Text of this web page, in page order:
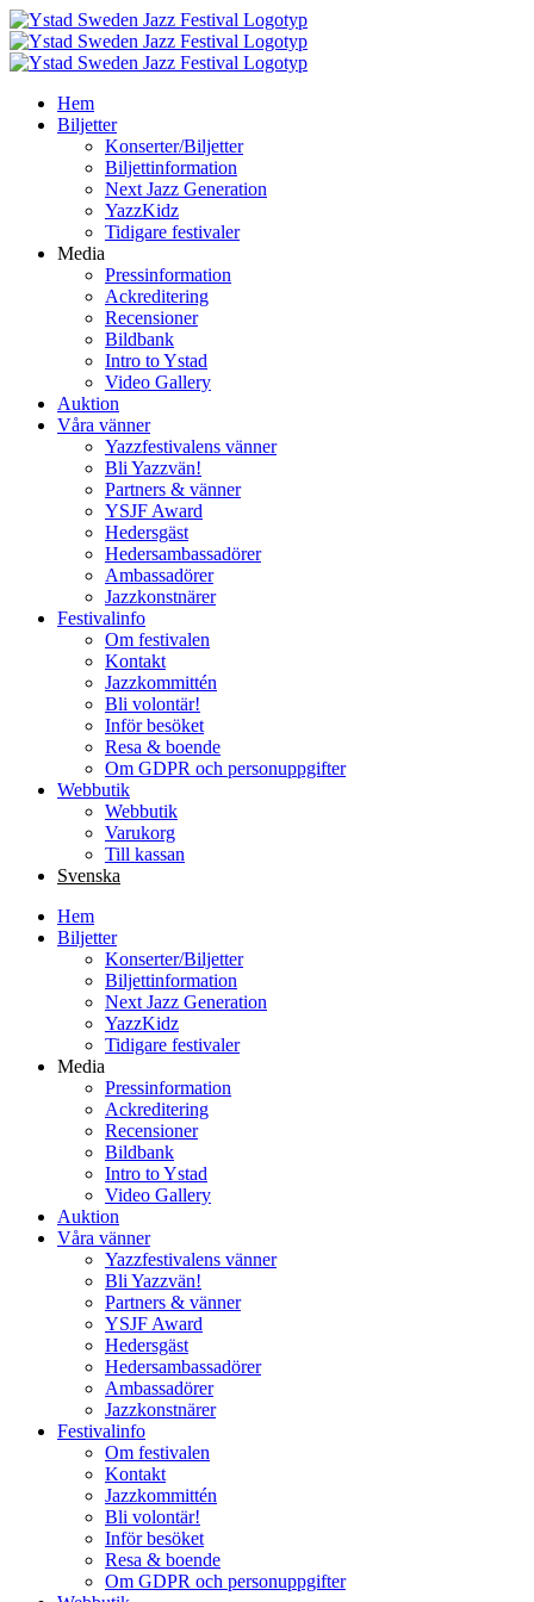
Fortsätt
till
innehållet
Hem
Biljetter
Konserter/Biljetter
Biljettinformation
Next Jazz Generation
YazzKidz
Tidigare festivaler
Media
Pressinformation
Ackreditering
Recensioner
Bildbank
Intro to Ystad
Video Gallery
Auktion
Våra vänner
Yazzfestivalens vänner
Bli Yazzvän!
Partners & vänner
YSJF Award
Hedersgäst
Hedersambassadörer
Ambassadörer
Jazzkonstnärer
Festivalinfo
Om festivalen
Kontakt
Jazzkommittén
Bli volontär!
Inför besöket
Resa & boende
Om GDPR och personuppgifter
Webbutik
Webbutik
Varukorg
Till kassan
Svenska
Hem
Biljetter
Konserter/Biljetter
Biljettinformation
Next Jazz Generation
YazzKidz
Tidigare festivaler
Media
Pressinformation
Ackreditering
Recensioner
Bildbank
Intro to Ystad
Video Gallery
Auktion
Våra vänner
Yazzfestivalens vänner
Bli Yazzvän!
Partners & vänner
YSJF Award
Hedersgäst
Hedersambassadörer
Ambassadörer
Jazzkonstnärer
Festivalinfo
Om festivalen
Kontakt
Jazzkommittén
Bli volontär!
Inför besöket
Resa & boende
Om GDPR och personuppgifter